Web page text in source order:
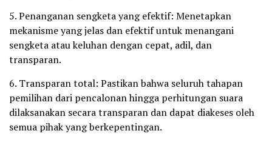
5. Penanganan sengketa yang efektif: Menetapkan
mekanisme yang jelas dan efektif untuk menangani
sengketa atau keluhan dengan cepat, adil, dan
transparan.
6. Transparan total: Pastikan bahwa seluruh tahapan
pemilihan dari pencalonan hingga perhitungan suara
dilaksanakan secara transparan dan dapat diakeses oleh
semua pihak yang berkepentingan.